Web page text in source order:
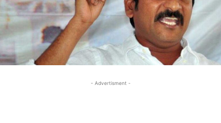
- Advertisment -